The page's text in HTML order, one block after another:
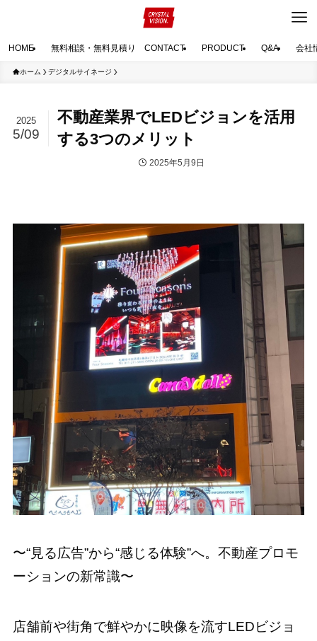
HOME 無料相談・無料見積り CONTACT PRODUCT Q&A 会社
ホーム デジタルサイネージ
不動産業界でLEDビジョンを活用
する3つのメリット
2025
5/09
2025年5月9日
〜“見る広告”から“感じる体験”へ。不動産プロモ
ーションの新常識〜
店舗前や街角で鮮やかに映像を流すLEDビジョ